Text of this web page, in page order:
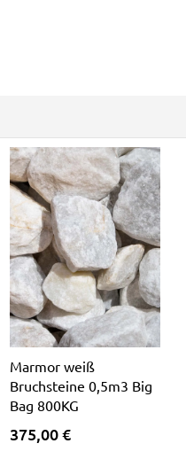
Marmor weiß
Bruchsteine 0,5m3 Big
Bag 800KG
375,00 €